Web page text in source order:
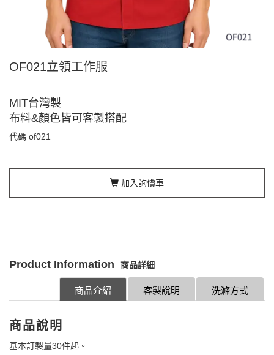
OF021立領工作服
MIT台灣製
布料&顏色皆可客製搭配
代碼 of021
加入詢價車
Product Information 商品詳細
洗滌方式
客製說明
商品介紹
商品說明
基本訂製量30件起。